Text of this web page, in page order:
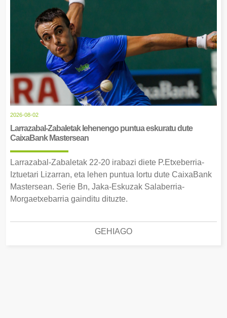
2026-08-02
Larrazabal-Zabaletak lehenengo puntua eskuratu dute
CaixaBank Mastersean
Larrazabal-Zabaletak 22-20 irabazi diete P.Etxeberria-
Iztuetari Lizarran, eta lehen puntua lortu dute CaixaBank
Mastersean. Serie Bn, Jaka-Eskuzak Salaberria-
Morgaetxebarria gainditu dituzte.
GEHIAGO